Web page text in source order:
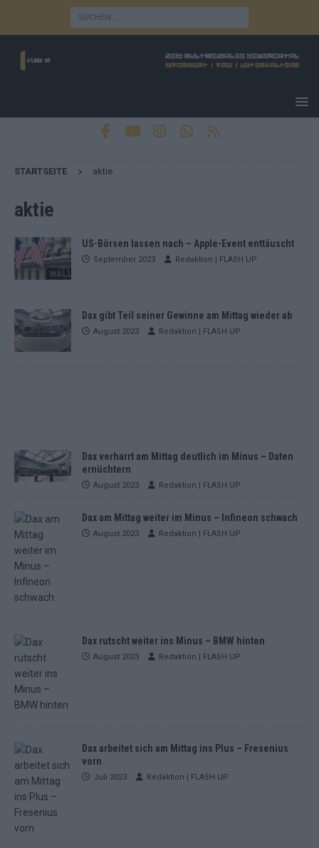
STARTSEITE aktie
aktie
US-Börsen lassen nach – Apple-Event enttäuscht
September 2023 Redaktion | FLASH UP
Dax gibt Teil seiner Gewinne am Mittag wieder ab
August 2023 Redaktion | FLASH UP
Dax verharrt am Mittag deutlich im Minus – Daten
ernüchtern
August 2023 Redaktion | FLASH UP
Dax am Mittag weiter im Minus – Infineon schwach
August 2023 Redaktion | FLASH UP
Dax rutscht weiter ins Minus – BMW hinten
August 2023 Redaktion | FLASH UP
Dax arbeitet sich am Mittag ins Plus – Fresenius
vorn
Juli 2023 Redaktion | FLASH UP